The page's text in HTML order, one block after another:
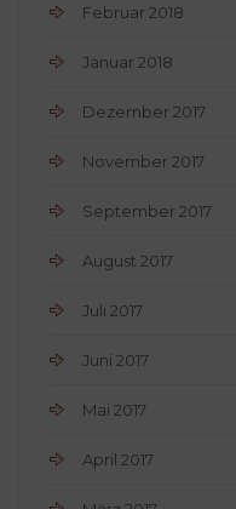
Februar 2018
Januar 2018
Dezember 2017
November 2017
September 2017
August 2017
Juli 2017
Juni 2017
Mai 2017
April 2017